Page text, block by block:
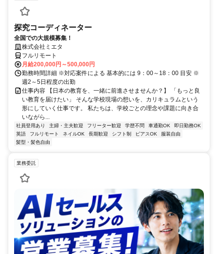
探究コーディネーター
全国での大規模募集！
株式会社ミエタ
フルリモート
月給200,000円～500,000円
勤務時間詳細 ※対応案件による 基本的には 9：00～18：00 目安 ※
週2～5日程度の出勤
仕事内容 【日本の教育を、一緒に前進させませんか？】 「もっと良
い教育を届けたい」 そんな学校現場の想いを、カリキュラムという
形にしていく仕事です。 私たちは、学校ごとの理念や課題に向き合
いながら...
社員登用あり 主婦・主夫歓迎 フリーター歓迎 学歴不問 車通勤OK
即日勤務OK
英語
フルリモート ネイルOK 長期歓迎 シフト制 ピアスOK
服装自由
髪型・髪色自由
業務委託